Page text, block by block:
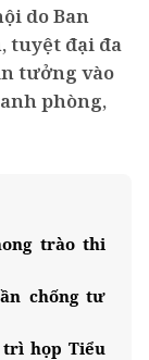
do Ban
tuyệt đại đa
tưởng vào
phòng,
trào thi
chống tư
trì họp Tiểu